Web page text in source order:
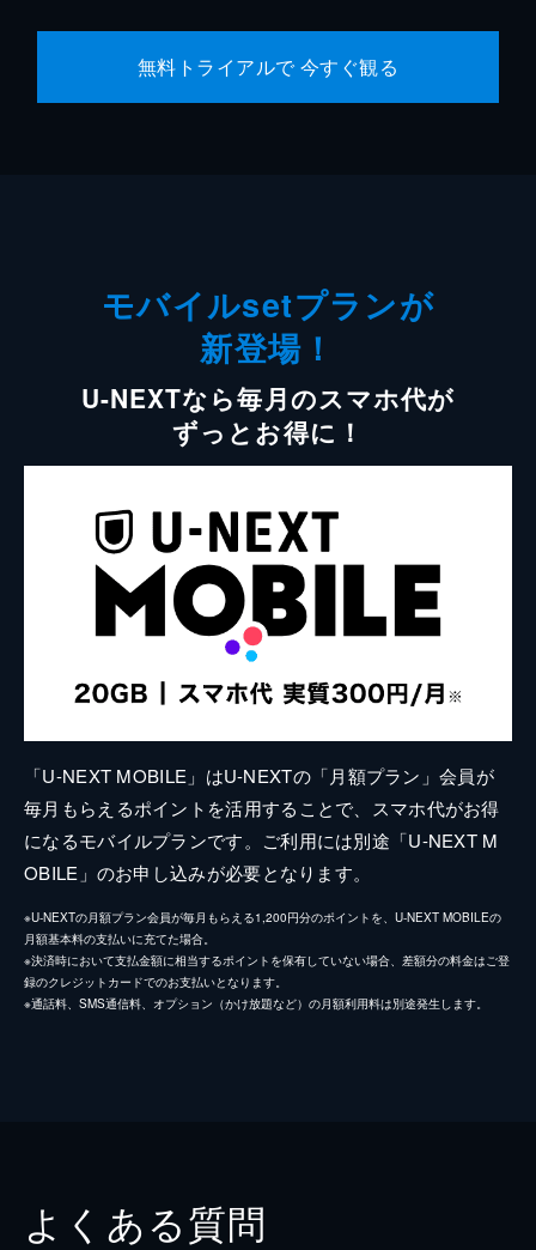
無料トライアルで 今すぐ観る
モバイルsetプランが
新登場！
U-NEXTなら毎月のスマホ代が
ずっとお得に！
「U-NEXT MOBILE」はU-NEXTの「月額プラン」会員が
毎月もらえるポイントを活用することで、スマホ代がお得
になるモバイルプランです。ご利用には別途「U-NEXT M
OBILE」のお申し込みが必要となります。
※U-NEXTの月額プラン会員が毎月もらえる1,200円分のポイントを、U-NEXT MOBILEの
月額基本料の支払いに充てた場合。
※決済時において支払金額に相当するポイントを保有していない場合、差額分の料金はご登
録のクレジットカードでのお支払いとなります。
※通話料、SMS通信料、オプション（かけ放題など）の月額利用料は別途発生します。
よくある質問